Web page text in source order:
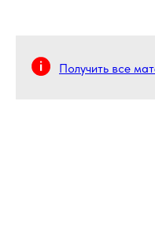
Получить все